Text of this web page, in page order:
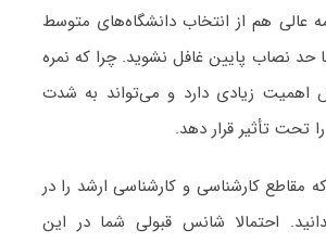
عالی هم از انتخاب دانشگاه‌های متوسط
حد نصاب پایین غافل نشوید. چرا که نمره
اهمیت زیادی دارد و می‌تواند به شدت
تحت تأثیر قرار دهد.
مقاطع کارشناسی و کارشناسی ارشد را در
احتمالا شانس قبولی شما در این